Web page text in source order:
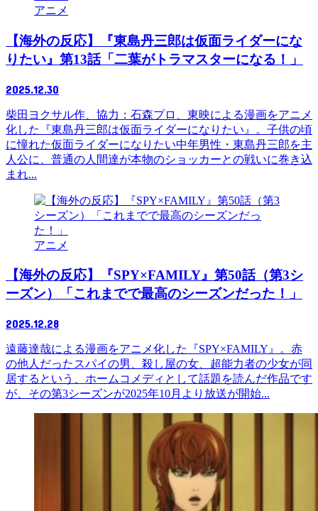
アニメ
【海外の反応】『東島丹三郎は仮面ライダーにな
りたい』第13話「二葉がトラマスターになる！」
2025.12.30
柴田ヨクサル作、協力：石森プロ、東映による漫画をアニメ
化した『東島丹三郎は仮面ライダーになりたい』。子供の頃
に憧れた仮面ライダーになりたい中年男性・東島丹三郎を主
人公に、普通の人間達が本物のショッカーとの戦いに巻き込
まれ...
アニメ
【海外の反応】『SPY×FAMILY』第50話（第3シ
ーズン）「これまでで最高のシーズンだった！」
2025.12.28
遠藤達哉による漫画をアニメ化した『SPY×FAMILY』。赤
の他人だったスパイの男、殺し屋の女、超能力者の少女が同
居するという、ホームコメディとして話題を読んだ作品です
が、その第3シーズンが2025年10月より放送が開始...